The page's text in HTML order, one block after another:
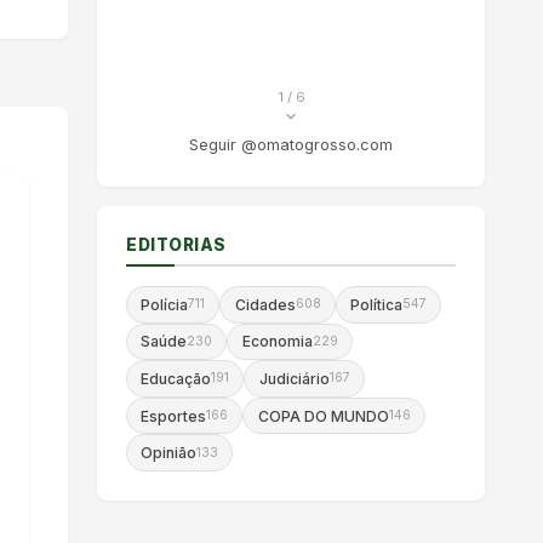
1 / 6
Seguir @omatogrosso.com
EDITORIAS
Polícia711 Cidades608 Política547
Saúde230 Economia229
Educação191 Judiciário167
Esportes166 COPA DO MUNDO146
Opinião133